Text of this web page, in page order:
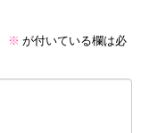
※ が付いている欄は必